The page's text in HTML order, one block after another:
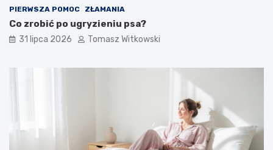
PIERWSZA POMOC ZŁAMANIA
Co zrobić po ugryzieniu psa?
31 lipca 2026 Tomasz Witkowski